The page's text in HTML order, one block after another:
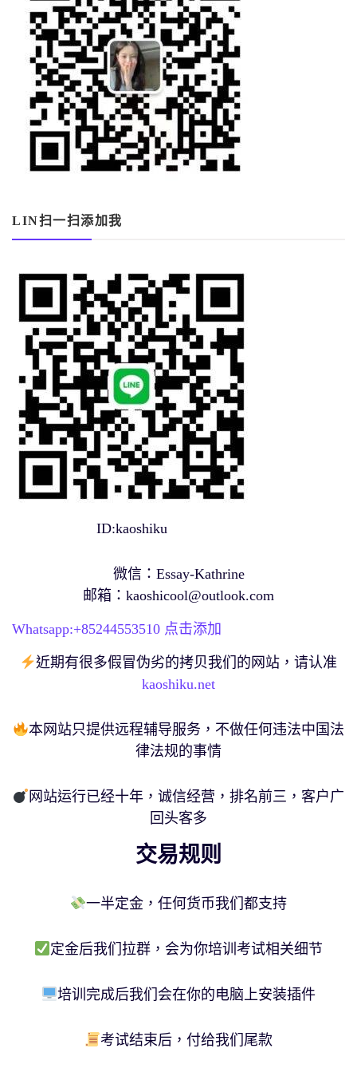
LIN扫一扫添加我
ID:kaoshiku
微信：Essay-Kathrine
邮箱： kaoshicool@outlook.com
Whatsapp:+85244553510 点击添加
近期有很多假冒伪劣的拷贝我们的网站，请认准
kaoshiku.net
本网站只提供远程辅导服务，不做任何违法中国法
律法规的事情
网站运行已经十年，诚信经营，排名前三，客户广
回头客多
交易规则
一半定金，任何货币我们都支持
定金后我们拉群，会为你培训考试相关细节
培训完成后我们会在你的电脑上安装插件
考试结束后，付给我们尾款